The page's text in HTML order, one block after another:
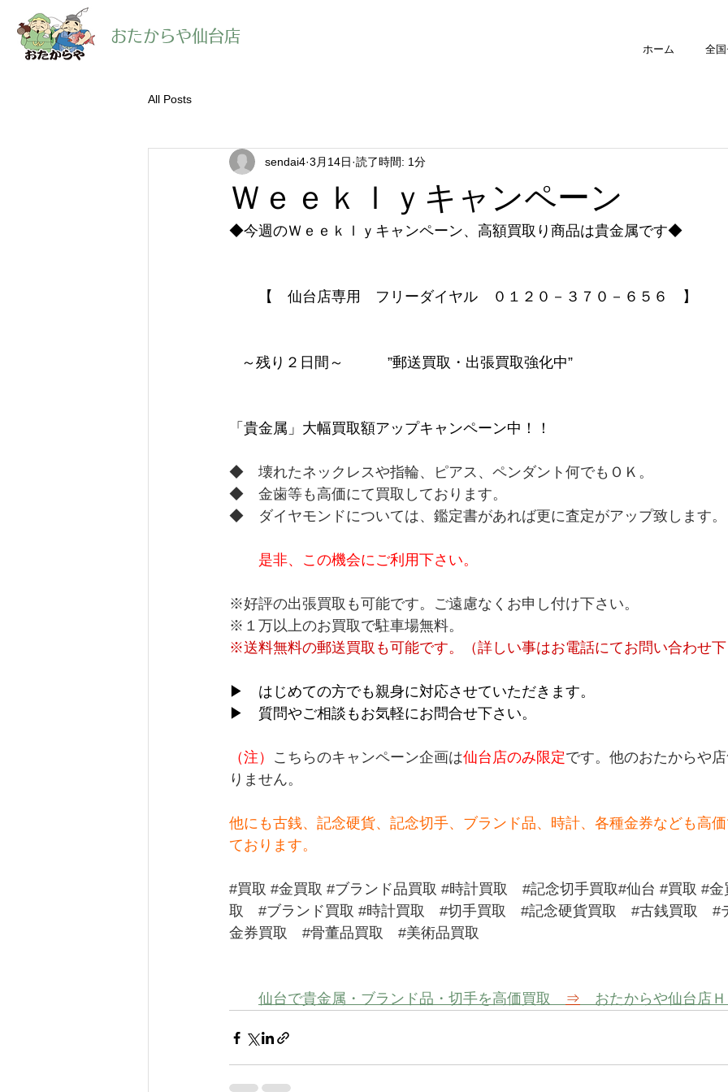
​おたからや仙台店
ホーム 全
All Posts
Ｗｅｅｋｌｙキャンペーン
sendai4 3月14日 読了時間: 1分
◆今週のＷｅｅｋｌｙキャンペーン、高額買取り商品は貴金属です◆
【　仙台店専用　フリーダイヤル　０１２０－３７０－６５６　】
～残り２日間～　　　”郵送買取・出張買取強化中”
「貴金属」大幅買取額アップキャンペーン中！！
◆　壊れたネックレスや指輪、ピアス、ペンダント何でもＯＫ。
◆　金歯等も高価にて買取しております。
◆　ダイヤモンドについては、鑑定書があれば更に査定がアップ致します。
是非、この機会にご利用下さい。
※好評の出張買取も可能です。ご遠慮なくお申し付け下さい。
※１万以上のお買取で駐車場無料。
※送料無料の郵送買取も可能です。（詳しい事はお電話にてお問い合わせ
▶　はじめての方でも親身に対応させていただきます。
▶　質問やご相談もお気軽にお問合せ下さい。
（注） こちらのキャンペーン企画は仙台店のみ限定です。他のおたからや
りません。
他にも古銭、記念硬貨、記念切手、ブランド品、時計、各種金券なども高
ております。
#買取 #金買取 #ブランド品買取 #時計買取 #記念切手買取#仙台 #買取 #金
取
#ブランド買取 #時計買取 #切手買取 #記念硬貨買取 #古銭買取
#
金券買取
#骨董品買取 #美術品買取
仙台で貴金属・ブランド品・切手を高価買取 ⇒ おたからや仙台店